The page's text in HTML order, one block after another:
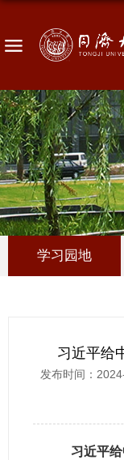
学习园地
习近平给
发布时间：
习近平